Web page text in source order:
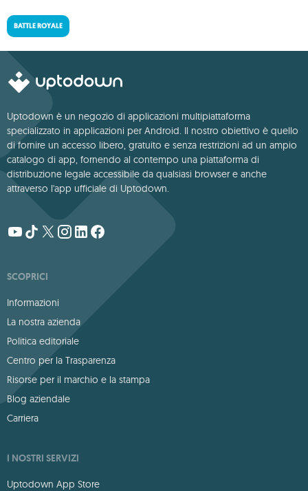
BATTLE ROYALE
Uptodown è un negozio di applicazioni multipiattaforma
specializzato in applicazioni per Android. Il nostro obiettivo è quello
di fornire un accesso libero, gratuito e senza restrizioni ad un ampio
catalogo di app, fornendo al contempo una piattaforma di
distribuzione legale accessibile da qualsiasi browser e anche
attraverso l'app ufficiale di Uptodown.
SCOPRICI
Informazioni
La nostra azienda
Politica editoriale
Centro per la Trasparenza
Risorse per il marchio e la stampa
Blog aziendale
Carriera
I NOSTRI SERVIZI
Uptodown App Store